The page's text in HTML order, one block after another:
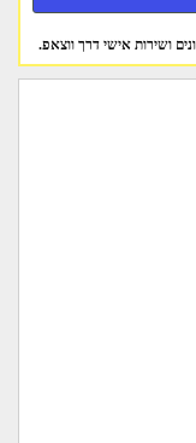
ושירות אישי דרך ווצאפ.